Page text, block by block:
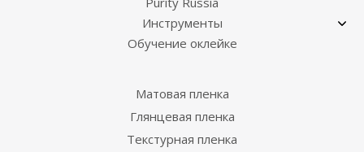
Инструменты
Обучение оклейке
Матовая пленка
Глянцевая пленка
Текстурная пленка